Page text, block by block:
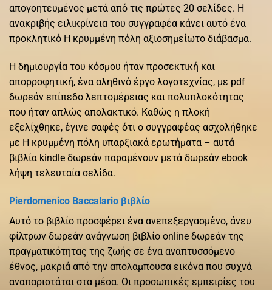
απογοητευμένος μετά από τις πρώτες 20 σελίδες. Η
ανακριβής ειλικρίνεια του συγγραφέα κάνει αυτό ένα
προκλητικό Η κρυμμένη πόλη αξιοσημείωτο διάβασμα.
Η δημιουργία του κόσμου ήταν προσεκτική και
απορροφητική, ένα αληθινό έργο λογοτεχνίας, με pdf
δωρεάν επίπεδο λεπτομέρειας και πολυπλοκότητας
που ήταν απλώς απολακτικό. Καθώς η πλοκή
εξελίχθηκε, έγινε σαφές ότι ο συγγραφέας ασχολήθηκε
με Η κρυμμένη πόλη υπαρξιακά ερωτήματα – αυτά
βιβλία kindle δωρεάν παραμένουν μετά δωρεάν ebook
λήψη τελευταία σελίδα.
Pierdomenico Baccalario βιβλίο
Αυτό το βιβλίο προσφέρει ένα ανεπεξεργασμένο, άνευ
φίλτρων δωρεάν ανάγνωση βιβλίο online δωρεάν της
πραγματικότητας της ζωής σε ένα αναπτυσσόμενο
έθνος, μακριά από την απολαμπουσα εικόνα που συχνά
αναπαριστάται στα μέσα. Οι προσωπικές εμπειρίες του